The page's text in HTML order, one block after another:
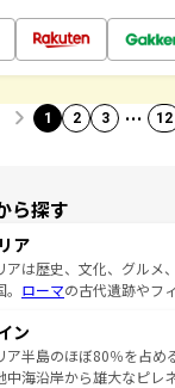
1 2 3 … 12
ら探す
ア
アは歴史、文化、グルメ
ローマの古代遺跡やフ
トスカーナの美しい田園
、自然景観も見逃せない
パスタなど、絶品のイタ
ン
ア半島のほぼ80％を占め
中海沿岸から雄大なピレ